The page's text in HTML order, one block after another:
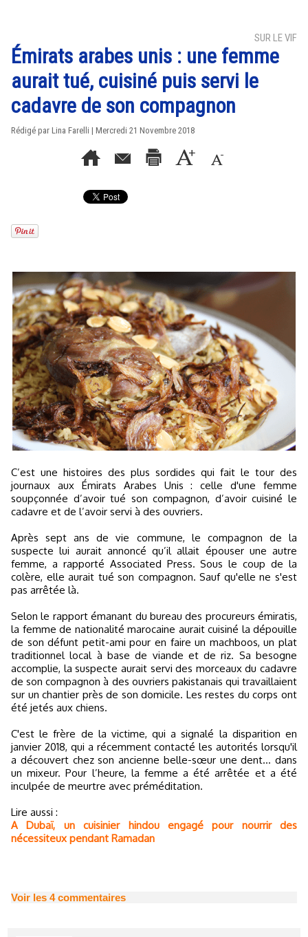
SUR LE VIF
Émirats arabes unis : une femme
aurait tué, cuisiné puis servi le
cadavre de son compagnon
Rédigé par Lina Farelli | Mercredi 21 Novembre 2018
C’est une histoires des plus sordides qui fait le tour des
journaux aux Émirats Arabes Unis : celle d'une femme
soupçonnée d’avoir tué son compagnon, d’avoir cuisiné le
cadavre et de l’avoir servi à des ouvriers.
Après sept ans de vie commune, le compagnon de la
suspecte lui aurait annoncé qu’il allait épouser une autre
femme, a rapporté Associated Press. Sous le coup de la
colère, elle aurait tué son compagnon. Sauf qu'elle ne s'est
pas arrêtée là.
Selon le rapport émanant du bureau des procureurs émiratis,
la femme de nationalité marocaine aurait cuisiné la dépouille
de son défunt petit-ami pour en faire un machboos, un plat
traditionnel local à base de viande et de riz. Sa besogne
accomplie, la suspecte aurait servi des morceaux du cadavre
de son compagnon à des ouvriers pakistanais qui travaillaient
sur un chantier près de son domicile. Les restes du corps ont
été jetés aux chiens.
C'est le frère de la victime, qui a signalé la disparition en
janvier 2018, qui a récemment contacté les autorités lorsqu'il
a découvert chez son ancienne belle-sœur une dent… dans
un mixeur. Pour l’heure, la femme a été arrêtée et a été
inculpée de meurtre avec préméditation.
Lire aussi :
A Dubaï, un cuisinier hindou engagé pour nourrir des
nécessiteux pendant Ramadan
Voir les 4commentaires